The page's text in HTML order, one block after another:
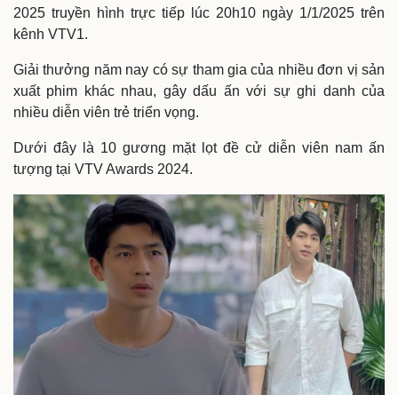
Thế giới
Quan sát
Cuộc sống đó đây
Multimedia
Video
Ảnh
E-Magazine
Infographic
2025 truyền hình trực tiếp lúc 20h10 ngày 1/1/2025 trên
kênh VTV1.
Giải thưởng năm nay có sự tham gia của nhiều đơn vị sản
xuất phim khác nhau, gây dấu ấn với sự ghi danh của
nhiều diễn viên trẻ triển vọng.
Dưới đây là 10 gương mặt lọt đề cử diễn viên nam ấn
tượng tại VTV Awards 2024.